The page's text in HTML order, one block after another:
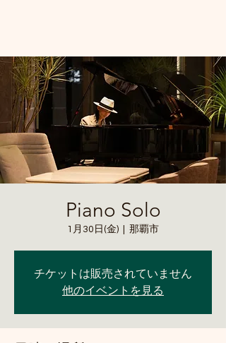
Piano Solo
1月30日(金) 那覇市
チケットは販売されていません
他のイベントを見る